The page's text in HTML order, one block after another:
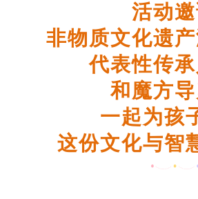
活动
非物质文化遗
代表性传
和魔方
一起为孩
这份文化与智